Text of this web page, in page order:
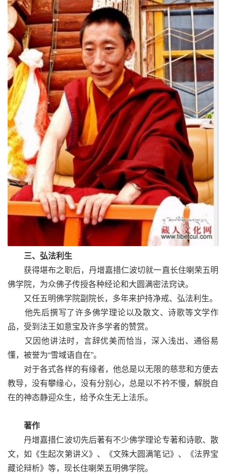
三、弘法利生
获得堪布之职后，丹增嘉措仁波切就一直长住喇荣五明
佛学院，为众佛子传授各种经论和大圆满密法窍诀。
又任五明佛学院副院长，多年来护持净戒、弘法利生。
他先后撰写了许多佛学理论以及散文、诗歌等文学作
品，受到法王如意宝及许多学者的赞赏。
又因他讲法时，言辞优美而恰当，深入浅出、通俗易
懂，被誉为“雪域语自在”。
对于各式各样的有缘者，他总是以无限的慈悲和方便去
教导，没有攀缘心，没有分别心，总是以不衿不慢，解脱自
在的神态静迎众生，给予众生无上法乐。
著作
丹增嘉措仁波切先后著有不少佛学理论专著和诗歌、散
文，如《生起次第讲义》、《文殊大圆满笔记》、《法界宝
藏论辩析》等，现长住喇荣五明佛学院。